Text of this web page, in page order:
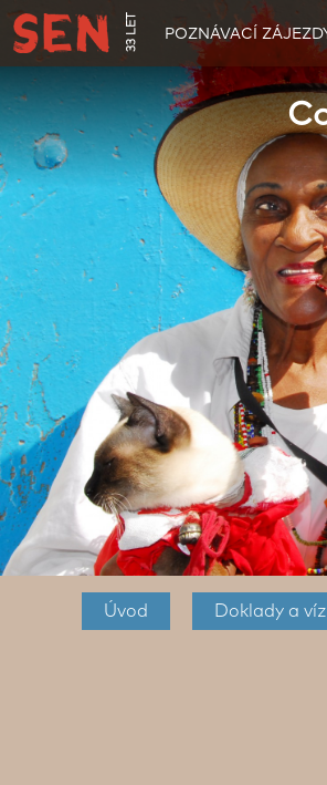
33 LET POZNÁVACÍ
Úvod Doklady a